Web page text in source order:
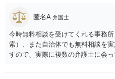
からスタートすることになるでし
ことの立証は簡単ではありません
返金交渉で有利になる可能性があ
に難しいところがあります。 こち
署に被害相談をするようにしてく
良いかと思います。
匿名A 弁護士
今時無料相談を受けてくれる事務
索）、また自治体でも無料相談を
すので、実際に複数の弁護士に会
はそもそも事案を把握できていな